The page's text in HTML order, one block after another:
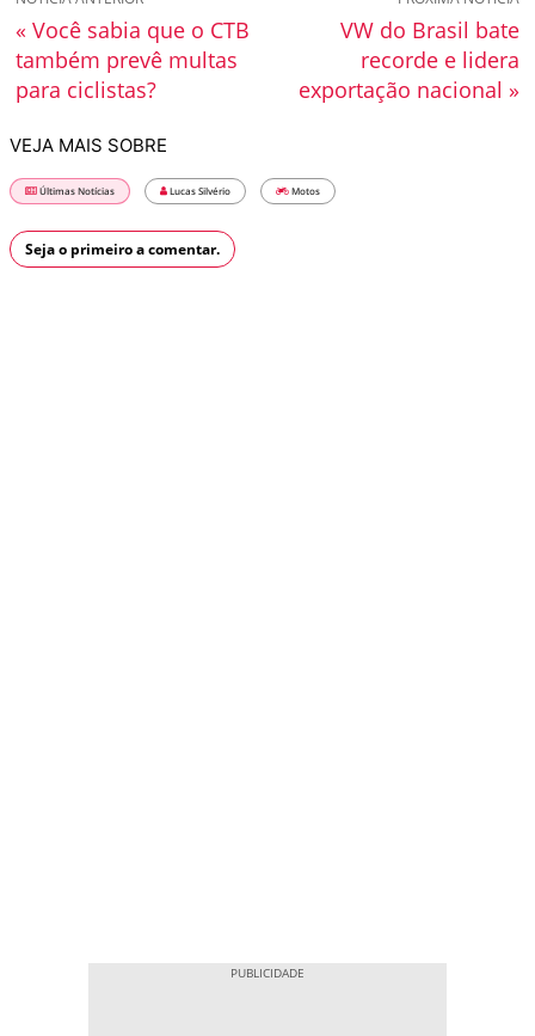
VW do Brasil bate
recorde e lidera
exportação nacional »
« Você sabia que o CTB
também prevê multas
para ciclistas?
VEJA MAIS SOBRE
Últimas Notícias Lucas Silvério Motos
Seja o primeiro a comentar.